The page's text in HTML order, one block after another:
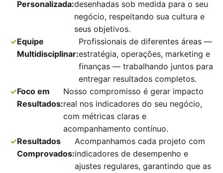
Personalizada:desenhadas sob medida para o seu
negócio, respeitando sua cultura e
seus objetivos.
Equipe
Multidisciplinar:
Profissionais de diferentes áreas —
estratégia, operações, marketing e
finanças — trabalhando juntos para
entregar resultados completos.
Foco em
Resultados:
Nosso compromisso é gerar impacto
real nos indicadores do seu negócio,
com métricas claras e
acompanhamento contínuo.
Resultados
Comprovados:
Acompanhamos cada projeto com
indicadores de desempenho e
ajustes regulares, garantindo que as